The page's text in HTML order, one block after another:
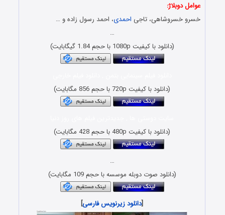
عوامل دوبلاژ:
خسرو خسروشاهی، تاجی احمدی، احمد رسول زاده و …
…
(دانلود با کیفیت 1080p با حجم 1.84 گیگابایت)
(دانلود با کیفیت 720p با حجم 856 مگابایت)
(دانلود با کیفیت 480p با حجم 428 مگابایت)
…
(دانلود صوت دوبله موسسه با حجم 109 مگابایت)
[دانلود زیرنویس فارسی]